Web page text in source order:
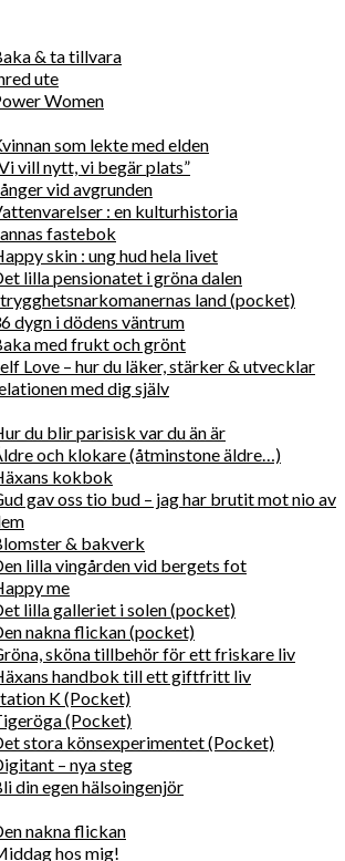
& ta tillvara
ute
Women
som lekte med elden
vill nytt, vi begär plats”
vid avgrunden
: en kulturhistoria
fastebok
skin : ung hud hela livet
lilla pensionatet i gröna dalen
land (pocket)
dygn i dödens väntrum
med frukt och grönt
Love – hur du läker, stärker & utvecklar
med dig själv
du blir parisisk var du än är
och klokare (åtminstone äldre…)
kokbok
gav oss tio bud – jag har brutit mot nio av
& bakverk
lilla vingården vid bergets fot
me
lilla galleriet i solen (pocket)
nakna flickan (pocket)
sköna tillbehör för ett friskare liv
handbok till ett giftfritt liv
K (Pocket)
(Pocket)
stora könsexperimentet (Pocket)
– nya steg
din egen hälsoingenjör
nakna flickan
hos mig!